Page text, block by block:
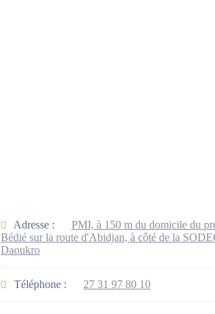
Adresse :
PMI, à 150 m du domicile du
Bédié sur la route d'Abidjan, à côté de la
Daoukro
Téléphone : 27 31 97 80 10